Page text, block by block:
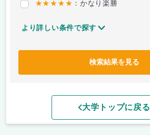
★★★★★ ：かなり楽勝
より詳しい条件で探す
検索結果を見る
大学トップに戻る